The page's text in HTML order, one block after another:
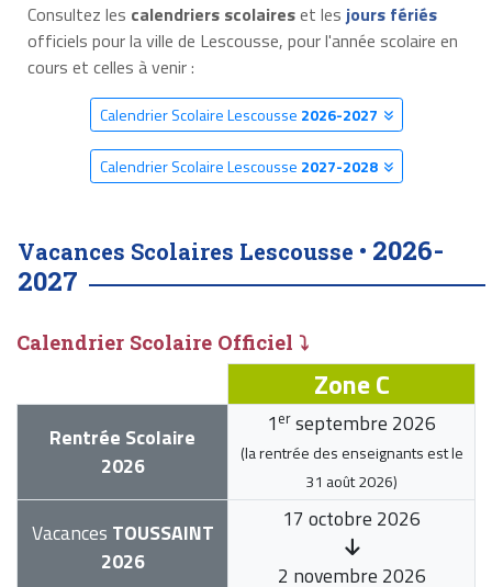
Consultez les calendriers scolaireset les jours fériés
officiels pour la ville de Lescousse, pour l'année scolaire en
cours et celles à venir :
Calendrier Scolaire Lescousse 2026-2027
Calendrier Scolaire Lescousse 2027-2028
Vacances Scolaires Lescousse • 2026-
2027
Calendrier Scolaire Officiel ⤵
Zone C
Rentrée Scolaire
2026
1 er septembre 2026
(la rentrée des enseignants est le
31 août 2026)
Vacances TOUSSAINT
2026
17 octobre 2026
2 novembre 2026